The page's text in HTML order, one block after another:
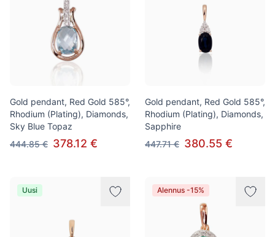
Gold pendant, Red Gold 585°,
Rhodium (Plating), Diamonds,
Sky Blue Topaz
444.85 € 378.12 €
Gold pendant, Red Gold 585°,
Rhodium (Plating), Diamonds,
Sapphire
447.71 € 380.55 €
Uusi Alennus -15%